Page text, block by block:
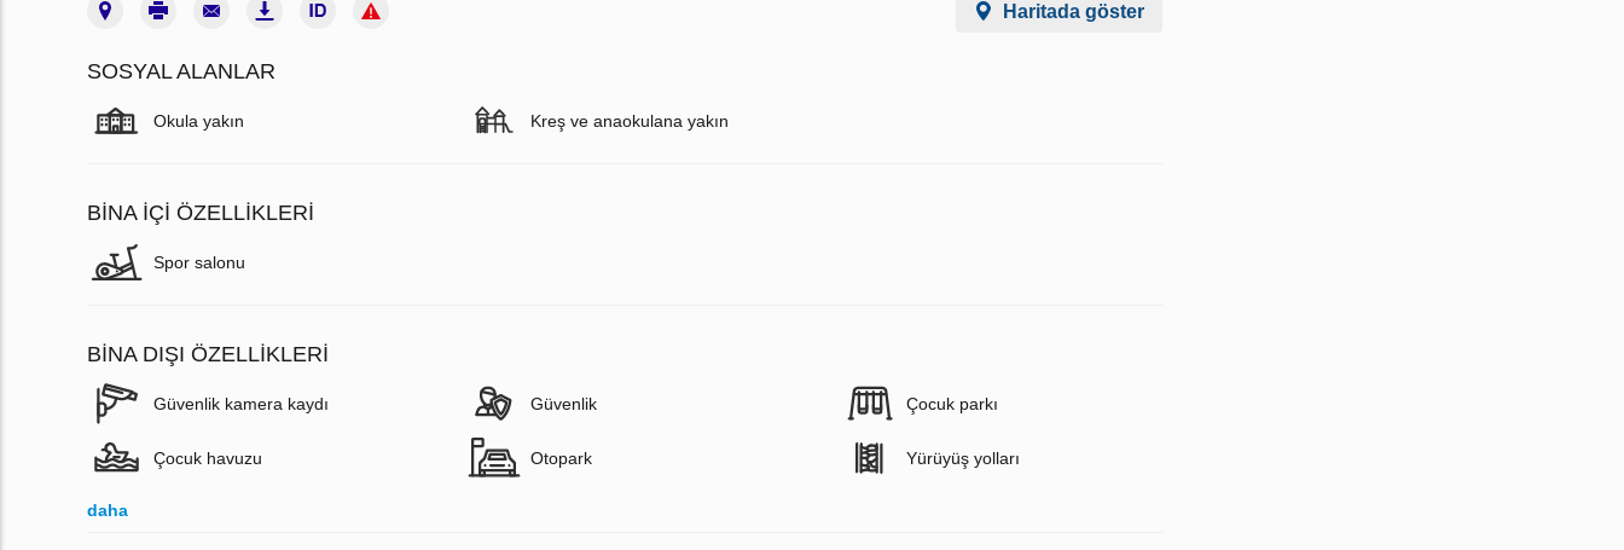
Haritada göster
SOSYAL ALANLAR
Okula yakın Kreş ve anaokulana yakın
BINA İÇI ÖZELLIKLERI
Spor salonu
BINA DIŞI ÖZELLIKLERI
Güvenlik kamera kaydı Güvenlik Çocuk parkı
Çocuk havuzu Otopark Yürüyüş yolları
daha